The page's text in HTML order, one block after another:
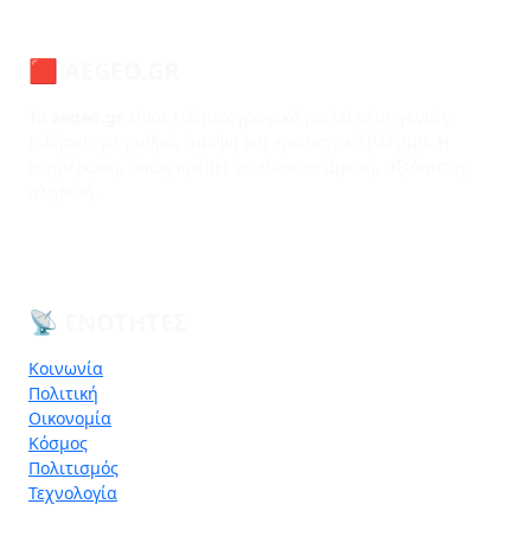
🟥 AEGEO.GR
📡 ΕΝΌΤΗΤΕΣ
Κοινωνία
Πολιτική
Οικονομία
Κόσμος
Πολιτισμός
Τεχνολογία